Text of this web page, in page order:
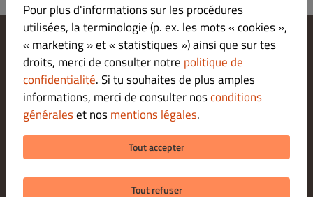
Modifier les paramètres relatifs aux cookies
Contactez-nous
Politique De Confidentialité
Conditions Générales
Legal notice
MODES DE PAIEMENT POUR LE RETRAIT SUR PLACE
Pour plus d'informations sur les procédures
utilisées, la terminologie (p. ex. les mots « cookies »,
« marketing » et « statistiques ») ainsi que sur tes
droits, merci de consulter notre politique de
confidentialité. Si tu souhaites de plus amples
informations, merci de consulter nosconditions
généraleset nosmentions légales.
Tout accepter
Tout refuser